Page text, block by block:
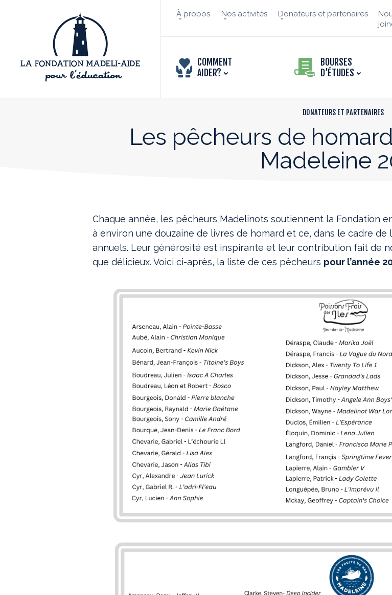
À propos Nos activités Donateurs et partenaires
COMMENT
AIDER?
BOURSES
D’ÉTUDES
DONATEURS ET PARTENAIRES
Les pêcheurs de
Madeleine
Chaque année, les pêcheurs Madelinots soutiennent la Fondation
à environ une douzaine de livres de homard et ce, dans le cadre de
annuels. Leur générosité est inspirante et leur contribution fait de
que délicieux. Voici ci-après, la liste de ces pêcheurs pour l’année